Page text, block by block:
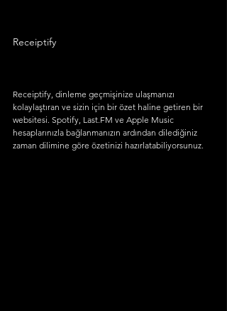
Receiptify
Receiptify, dinleme geçmişinize ulaşmanızı
kolaylaştıran ve sizin için bir özet haline getiren bir
websitesi. Spotify, Last.FM ve Apple Music
hesaplarınızla bağlanmanızın ardından dilediğiniz
zaman dilimine göre özetinizi hazırlatabiliyorsunuz.